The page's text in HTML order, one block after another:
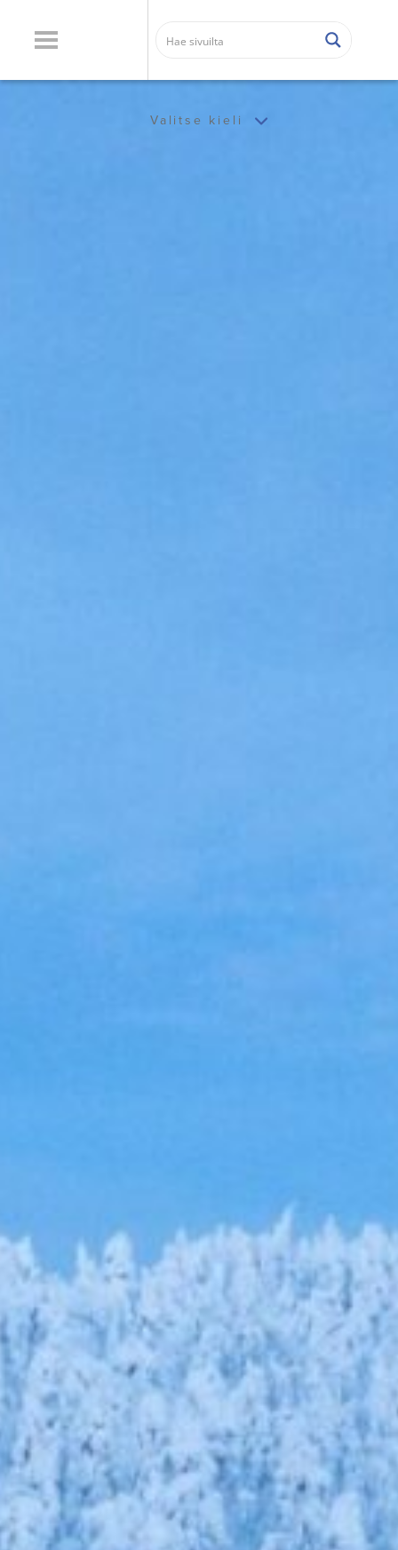
Valitse kieli